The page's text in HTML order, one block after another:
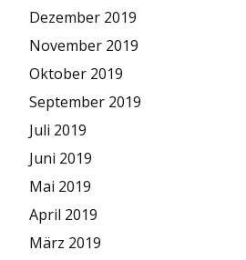
Dezember 2019
November 2019
Oktober 2019
September 2019
Juli 2019
Juni 2019
Mai 2019
April 2019
März 2019